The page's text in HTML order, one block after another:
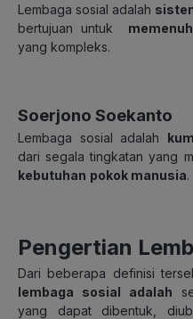
Lembaga sosial adalah
bertujuan untuk
yang kompleks.
Soerjono Soekanto
Lembaga sosial adalah
dari segala tingkatan yang
kebutuhan pokok manusia.
Pengertian
Dari beberapa definisi
lembaga sosial adalah
yang dapat dibentuk,